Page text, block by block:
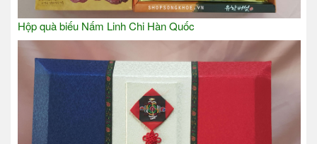
Hộp quà biếu Nấm Linh Chi Hàn Quốc